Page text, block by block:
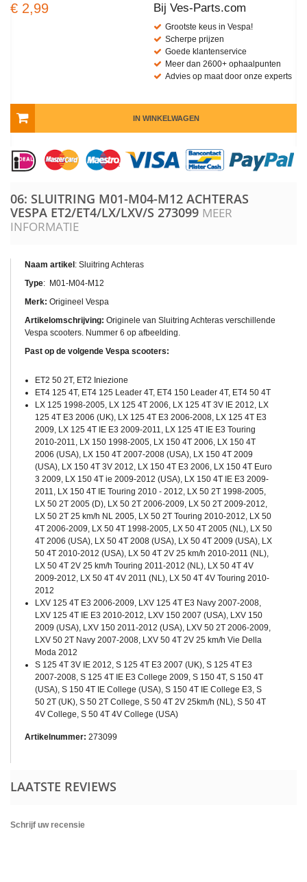
€ 2,99 Bij Ves-Parts.com
Grootste keus in Vespa!
Scherpe prijzen
Goede klantenservice
Meer dan 2600+ ophaalpunten
Advies op maat door onze experts
IN WINKELWAGEN
06: SLUITRING M01-M04-M12 ACHTERAS
VESPA ET2/ET4/LX/LXV/S 273099 MEER
INFORMATIE
Naam artikel : Sluitring Achteras
Type: M01-M04-M12
Merk: Origineel Vespa
Artikelomschrijving: Originele van Sluitring Achteras verschillende
Vespa scooters. Nummer 6 op afbeelding.
Past op de volgende Vespa scooters:
ET2 50 2T, ET2 Iniezione
ET4 125 4T, ET4 125 Leader 4T, ET4 150 Leader 4T, ET4 50 4T
LX 125 1998-2005, LX 125 4T 2006, LX 125 4T 3V IE 2012, LX
125 4T E3 2006 (UK), LX 125 4T E3 2006-2008, LX 125 4T E3
2009, LX 125 4T IE E3 2009-2011, LX 125 4T IE E3 Touring
2010-2011, LX 150 1998-2005, LX 150 4T 2006, LX 150 4T
2006 (USA), LX 150 4T 2007-2008 (USA), LX 150 4T 2009
(USA), LX 150 4T 3V 2012, LX 150 4T E3 2006, LX 150 4T Euro
3 2009, LX 150 4T ie 2009-2012 (USA), LX 150 4T IE E3 2009-
2011, LX 150 4T IE Touring 2010 - 2012, LX 50 2T 1998-2005,
LX 50 2T 2005 (D), LX 50 2T 2006-2009, LX 50 2T 2009-2012,
LX 50 2T 25 km/h NL 2005, LX 50 2T Touring 2010-2012, LX 50
4T 2006-2009, LX 50 4T 1998-2005, LX 50 4T 2005 (NL), LX 50
4T 2006 (USA), LX 50 4T 2008 (USA), LX 50 4T 2009 (USA), LX
50 4T 2010-2012 (USA), LX 50 4T 2V 25 km/h 2010-2011 (NL),
LX 50 4T 2V 25 km/h Touring 2011-2012 (NL), LX 50 4T 4V
2009-2012, LX 50 4T 4V 2011 (NL), LX 50 4T 4V Touring 2010-
2012
LXV 125 4T E3 2006-2009, LXV 125 4T E3 Navy 2007-2008,
LXV 125 4T IE E3 2010-2012, LXV 150 2007 (USA), LXV 150
2009 (USA), LXV 150 2011-2012 (USA), LXV 50 2T 2006-2009,
LXV 50 2T Navy 2007-2008, LXV 50 4T 2V 25 km/h Vie Della
Moda 2012
S 125 4T 3V IE 2012, S 125 4T E3 2007 (UK), S 125 4T E3
2007-2008, S 125 4T IE E3 College 2009, S 150 4T, S 150 4T
(USA), S 150 4T IE College (USA), S 150 4T IE College E3, S
50 2T (UK), S 50 2T College, S 50 4T 2V 25km/h (NL), S 50 4T
4V College, S 50 4T 4V College (USA)
Artikelnummer: 273099
LAATSTE REVIEWS
Schrijf uw recensie